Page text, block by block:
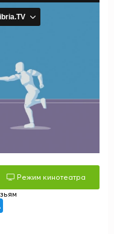
Режим кинотеатра